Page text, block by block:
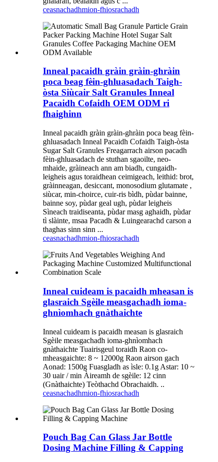
ceasnachadhmion-fhiosrachadh
Inneal pacaidh gràin gràin-ghràin
poca beag fèin-ghluasadach Taigh-
òsta Siùcair Salt Granules Inneal
Pacaidh Cofaidh OEM ODM ri
fhaighinn
Inneal pacaidh gràin gràin-ghràin poca beag fèin-
ghluasadach Inneal Pacaidh Cofaidh Taigh-òsta
Sugar Salt Granules Freagarrach airson pacadh
fèin-ghluasadach de stuthan sgaoilte, neo-
mhaide, gràineach ann am biadh, cungaidh-
leigheis agus toraidhean ceimigeach, leithid: brot,
gràinneagan, desiccant, monosodium glutamate ,
siùcar, min-choirce, cuir-ris bìdh, pùdar bainne,
bainne soy, pùdar geal ugh, pùdar leigheis
Sìneach traidiseanta, pùdar masg aghaidh, pùdar
tì slàinte, msaa Pacadh & Luingearachd carson a
thaghas sinn sinn ...
ceasnachadhmion-fhiosrachadh
Inneal cuideam is pacaidh mheasan is
glasraich Sgèile measgachadh ioma-
ghnìomhach gnàthaichte
Inneal cuideam is pacaidh measan is glasraich
Sgèile measgachadh ioma-ghnìomhach
gnàthaichte Tuairisgeul toraidh Raon co-
mheasgaichte: 8 ~ 12000g Raon airson gach
Aonad: 1500g Fuasgladh as ìsle: 0.1g Astar: 10 ~
30 uair / min Àireamh de sgèile: 12 cinn
(Gnàthaichte) Teòthachd Obrachaidh. ..
ceasnachadhmion-fhiosrachadh
Pouch Bag Can Glass Jar Bottle
Dosing Machine Filling & Capping